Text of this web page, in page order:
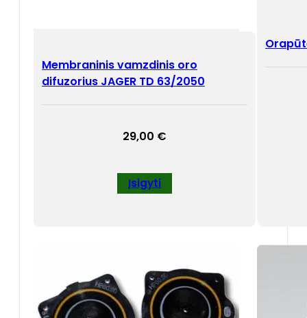
Membraninis vamzdinis oro
difuzorius JAGER TD 63/2050
29,00 €
Įsigyti